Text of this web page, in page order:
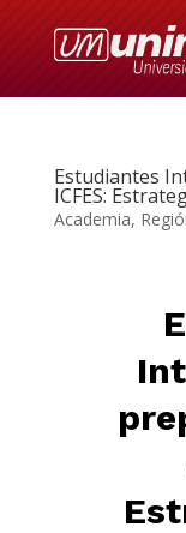
Estudiantes
ICFES:
Academia,